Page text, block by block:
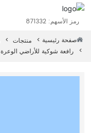
رمز الأسهم: 871332
صفحة رئيسية منتجات
رافعة شوكية للأراضي الوعرة